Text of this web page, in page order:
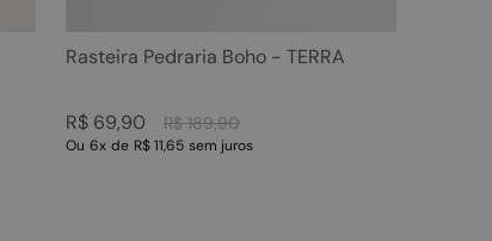
Rasteira Pedraria Boho - TERRA
R$ 189,90
R$ 69,90
Ou 6x de R$ 11,65 sem juros